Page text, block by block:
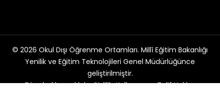
© 2026 Okul Dışı Öğrenme Ortamları. Millî Eğitim Bakanlığı
Yenilik ve Eğitim Teknolojileri Genel Müdürlüğünce
geliştirilmiştir.
Tüm hakları saklıdır. Gizlilik, Kullanım ve Telif Hakları